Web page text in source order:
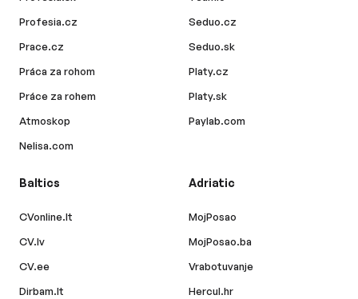
Profesia.cz
Prace.cz
Práca za rohom
Práce za rohem
Atmoskop
Nelisa.com
Seduo.cz
Seduo.sk
Platy.cz
Platy.sk
Paylab.com
Baltics
CVonline.lt
CV.lv
CV.ee
Dirbam.lt
Adriatic
MojPosao
MojPosao.ba
Vrabotuvanje
Hercul.hr